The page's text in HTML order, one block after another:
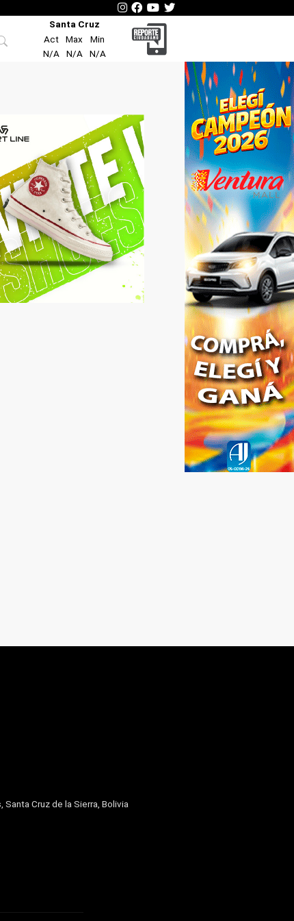
Santa Cruz
Act
Max
Min
N/A
N/A N/A
Cruz de la Sierra, Bolivia